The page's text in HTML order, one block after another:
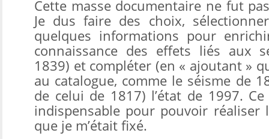
Cette masse documentaire ne fut
Je dus faire des choix,
quelques informations pour
connaissance des effets liés aux
1839) et compléter (en « ajoutant »
au catalogue, comme le séisme de
de celui de 1817) l’état de 1997.
indispensable pour pouvoir réaliser
que je m’était fixé.